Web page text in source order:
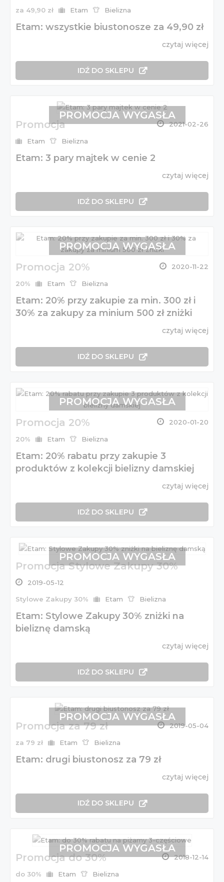
za 49,90 zł Etam Bielizna
Etam: wszystkie biustonosze za 49,90 zł
czytaj więcej
IDŹ DO SKLEPU
Promocja 2021-02-26
Etam Bielizna
Etam: 3 pary majtek w cenie 2
czytaj więcej
IDŹ DO SKLEPU
PROMOCJA WYGASŁA
Promocja 20% 2020-11-22
20% Etam Bielizna
Etam: 20% przy zakupie za min. 300 zł i
30% za zakupy za minium 500 zł zniżki
czytaj więcej
IDŹ DO SKLEPU
PROMOCJA WYGASŁA
Promocja 20% 2020-01-20
20% Etam Bielizna
Etam: 20% rabatu przy zakupie 3
produktów z kolekcji bielizny damskiej
czytaj więcej
IDŹ DO SKLEPU
PROMOCJA WYGASŁA
Promocja Stylowe Zakupy 30%
2019-05-12
Stylowe Zakupy 30% Etam Bielizna
Etam: Stylowe Zakupy 30% zniżki na
bieliznę damską
czytaj więcej
IDŹ DO SKLEPU
PROMOCJA WYGASŁA
Promocja za 79 zł 2019-05-04
za 79 zł Etam Bielizna
Etam: drugi biustonosz za 79 zł
czytaj więcej
IDŹ DO SKLEPU
PROMOCJA WYGASŁA
Promocja do 30% 2018-12-14
do 30% Etam Bielizna
PROMOCJA WYGASŁA